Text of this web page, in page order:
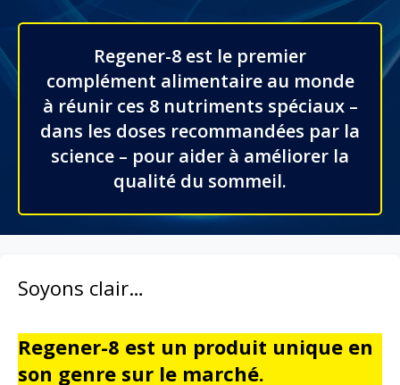
Regener-8 est le premier
complément alimentaire au monde
à réunir ces 8 nutriments spéciaux –
dans les doses recommandées par la
science – pour aider à améliorer la
qualité du sommeil.
Soyons clair…
Regener-8 est un produit unique en
son genre sur le marché.